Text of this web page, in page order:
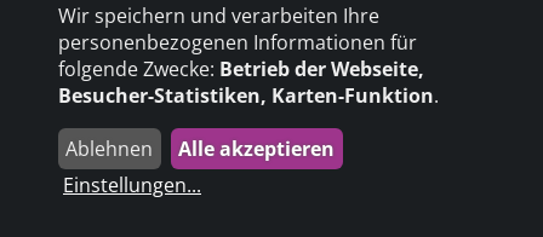
Wir speichern und verarbeiten Ihre
personenbezogenen Informationen für
folgende Zwecke: Betrieb der Webseite,
Besucher-Statistiken, Karten-Funktion.
Ablehnen
Alle akzeptieren
Einstellungen...